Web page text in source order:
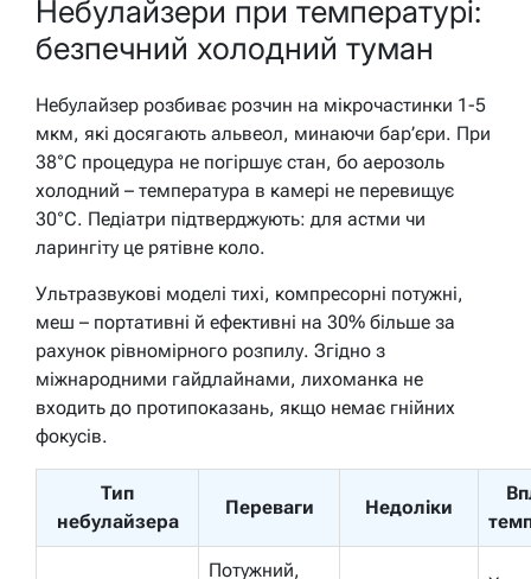
Небулайзери при температурі:
безпечний холодний туман
Небулайзер розбиває розчин на мікрочастинки 1-5
мкм, які досягають альвеол, минаючи бар’єри. При
38°C процедура не погіршує стан, бо аерозоль
холодний – температура в камері не перевищує
30°C. Педіатри підтверджують: для астми чи
ларингіту це рятівне коло.
Ультразвукові моделі тихі, компресорні потужні,
меш – портативні й ефективні на 30% більше за
рахунок рівномірного розпилу. Згідно з
міжнародними гайдлайнами, лихоманка не
входить до протипоказань, якщо немає гнійних
фокусів.
Тип
небулайзера
Переваги Недоліки
Потужний,